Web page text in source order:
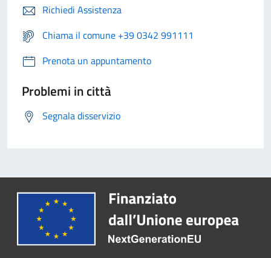
Richiedi Assistenza
Chiama il comune +39 0342 991111
Prenota un appuntamento
Problemi in città
Segnala disservizio